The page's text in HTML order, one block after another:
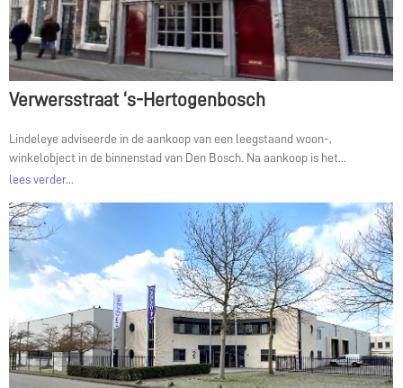
Verwersstraat ‘s-Hertogenbosch
Lindeleye adviseerde in de aankoop van een leegstaand woon-,
winkelobject in de binnenstad van Den Bosch. Na aankoop is het...
lees verder...